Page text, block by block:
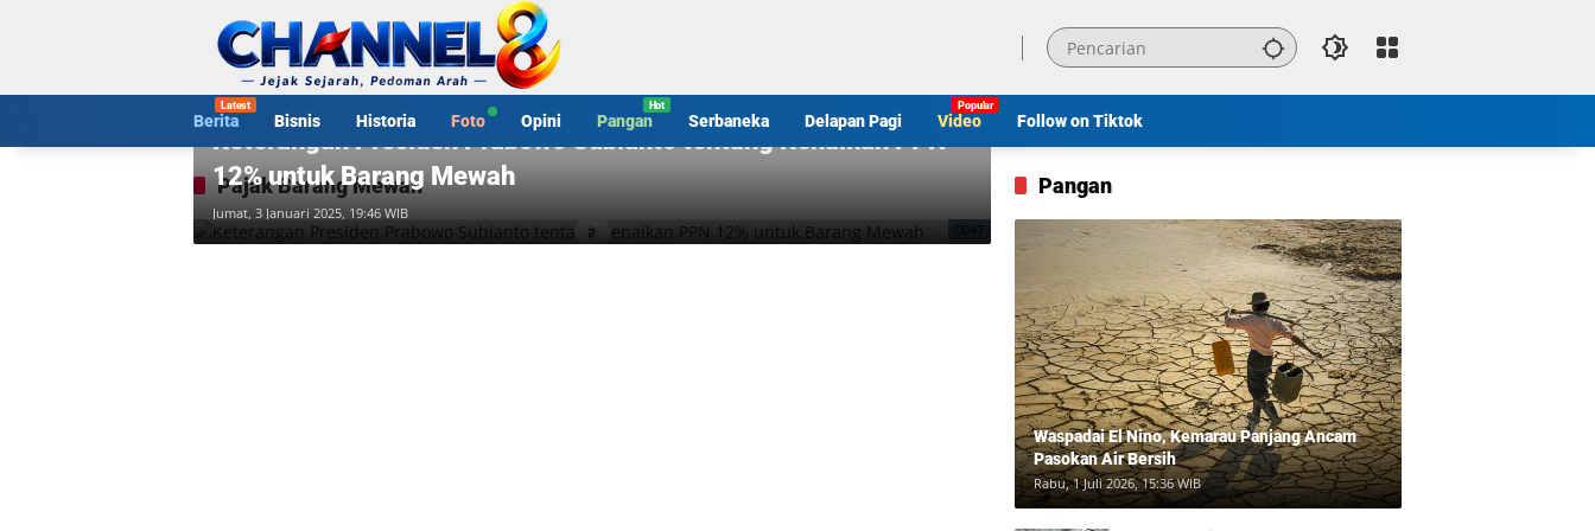
Berita Bisnis Historia Foto Opini Pangan Serbaneka Delapan Pagi Video Follow on Tiktok
Pajak Barang Mewah
0047
Video
Keterangan Presiden Prabowo Subianto tentang Kenaikan PPN
12% untuk Barang Mewah
Jumat, 3 Januari 2025, 19:46 WIB
Pangan
Waspadai El Nino, Kemarau Panjang Ancam
Pasokan Air Bersih
Rabu, 1 Juli 2026, 15:36 WIB